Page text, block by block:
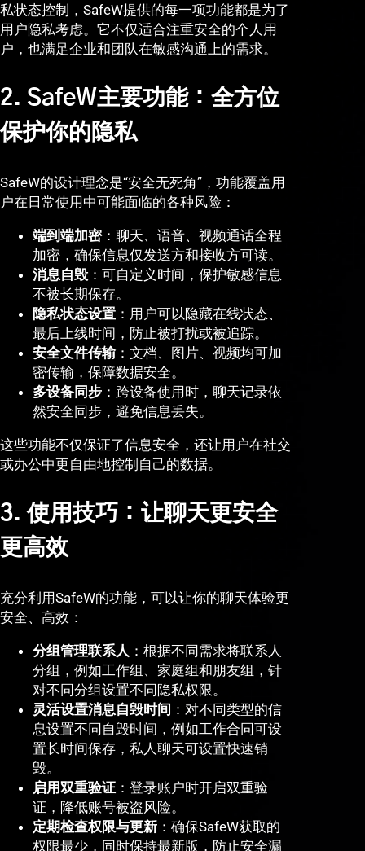
私状态控制，SafeW提供的每一项功能都是为了
用户隐私考虑。它不仅适合注重安全的个人用
户，也满足企业和团队在敏感沟通上的需求。
2. SafeW主要功能：全方位
保护你的隐私
SafeW的设计理念是“安全无死角”，功能覆盖用
户在日常使用中可能面临的各种风险：
端到端加密：聊天、语音、视频通话全程
加密，确保信息仅发送方和接收方可读。
消息自毁：可自定义时间，保护敏感信息
不被长期保存。
隐私状态设置 ：用户可以隐藏在线状态、
最后上线时间，防止被打扰或被追踪。
安全文件传输：文档、图片、视频均可加
密传输，保障数据安全。
多设备同步 ：跨设备使用时，聊天记录依
然安全同步，避免信息丢失。
这些功能不仅保证了信息安全，还让用户在社交
或办公中更自由地控制自己的数据。
3. 使用技巧：让聊天更安全
更高效
充分利用SafeW的功能，可以让你的聊天体验更
安全、高效：
分组管理联系人 ：根据不同需求将联系人
分组，例如工作组、家庭组和朋友组，针
对不同分组设置不同隐私权限。
灵活设置消息自毁时间 ：对不同类型的信
息设置不同自毁时间，例如工作合同可设
置长时间保存，私人聊天可设置快速销
毁。
启用双重验证 ：登录账户时开启双重验
证，降低账号被盗风险。
定期检查权限与更新 ：确保SafeW获取的
权限最少，同时保持最新版，防止安全漏